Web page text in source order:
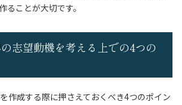
ることが大切です。
志望動機を考える上での4つの
作成する際に押さえておくべき4つのポイン